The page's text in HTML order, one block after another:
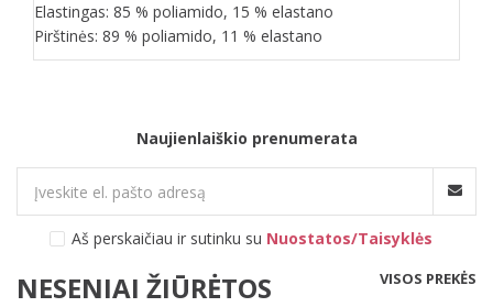
Elastingas: 85 % poliamido, 15 % elastano
Pirštinės: 89 % poliamido, 11 % elastano
Naujienlaiškio prenumerata
Aš perskaičiau ir sutinku su Nuostatos/Taisyklės
NESENIAI ŽIŪRĖTOS VISOS PREKĖS